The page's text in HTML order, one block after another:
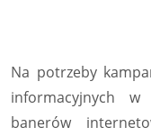
Na potrzeby
informacyjnych
banerów